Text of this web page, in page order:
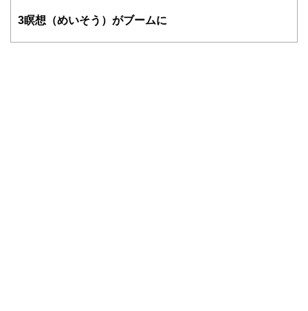
個別相談・セミナー講師・執筆活動を展開中。
新聞・テレビ等のメディアにもフィールドを広げている。
3瞑想（めいそう）がブームに